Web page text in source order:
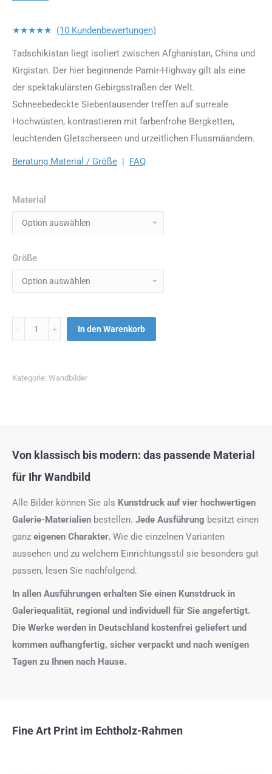
★★★★★ (10 Kundenbewertungen)
Tadschikistan liegt isoliert zwischen Afghanistan, China und
Kirgistan. Der hier beginnende Pamir-Highway gilt als eine
der spektakulärsten Gebirgsstraßen der Welt.
Schneebedeckte Siebentausender treffen auf surreale
Hochwüsten, kontrastieren mit farbenfrohe Bergketten,
leuchtenden Gletscherseen und urzeitlichen Flussmäandern.
Beratung Material / Größe | FAQ
Material
Größe
Menge In den Warenkorb
Kategorie: Wandbilder
Von klassisch bis modern: das passende Material
für Ihr Wandbild
Alle Bilder können Sie als Kunstdruck auf vier hochwertigen
Galerie-Materialien bestellen. Jede Ausführung besitzt einen
ganz eigenen Charakter. Wie die einzelnen Varianten
aussehen und zu welchem Einrichtungsstil sie besonders gut
passen, lesen Sie nachfolgend.
In allen Ausführungen erhalten Sie einen Kunstdruck in
Galeriequalität, regional und individuell für Sie angefertigt.
Die Werke werden in Deutschland kostenfrei geliefert und
kommen aufhangfertig, sicher verpackt und nach wenigen
Tagen zu Ihnen nach Hause.
Fine Art Print im Echtholz-Rahmen